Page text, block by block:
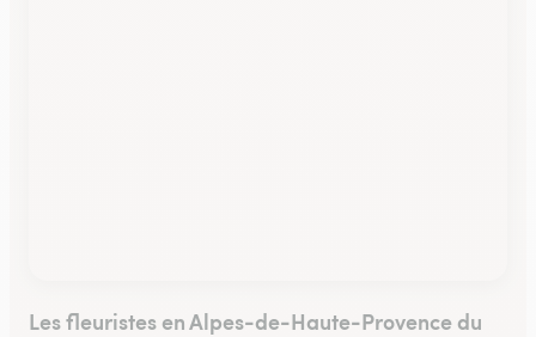
Les fleuristes en Alpes-de-Haute-Provence du